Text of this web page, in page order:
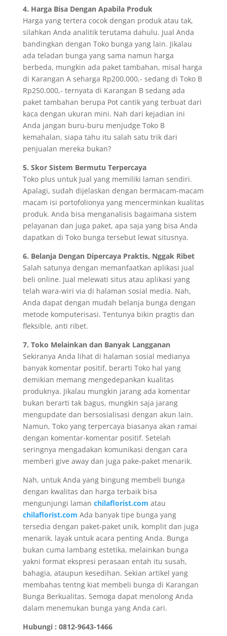
4. Harga Bisa Dengan Apabila Produk
Harga yang tertera cocok dengan produk atau tak,
silahkan Anda analitik terutama dahulu. Jual Anda
bandingkan dengan Toko bunga yang lain. Jikalau
ada teladan bunga yang sama namun harga
berbeda, mungkin ada paket tambahan, misal harga
di Karangan A seharga Rp200.000,- sedang di Toko B
Rp250.000,- ternyata di Karangan B sedang ada
paket tambahan berupa Pot cantik yang terbuat dari
kaca dengan ukuran mini. Nah dari kejadian ini
Anda jangan buru-buru menjudge Toko B
kemahalan, siapa tahu itu salah satu trik dari
penjualan mereka bukan?
5. Skor Sistem Bermutu Terpercaya
Toko plus untuk Jual yang memiliki laman sendiri.
Apalagi, sudah dijelaskan dengan bermacam-macam
macam isi portofolionya yang mencerminkan kualitas
produk. Anda bisa menganalisis bagaimana sistem
pelayanan dan juga paket, apa saja yang bisa Anda
dapatkan di Toko bunga tersebut lewat situsnya.
6. Belanja Dengan Dipercaya Praktis, Nggak Ribet
Salah satunya dengan memanfaatkan aplikasi jual
beli online. Jual melewati situs atau aplikasi yang
telah wara-wiri via di halaman sosial media. Nah,
Anda dapat dengan mudah belanja bunga dengan
metode komputerisasi. Tentunya bikin pragtis dan
fleksible, anti ribet.
7. Toko Melainkan dan Banyak Langganan
Sekiranya Anda lihat di halaman sosial medianya
banyak komentar positif, berarti Toko hal yang
demikian memang mengedepankan kualitas
produknya. Jikalau mungkin jarang ada komentar
bukan berarti tak bagus, mungkin saja jarang
mengupdate dan bersosialisasi dengan akun lain.
Namun, Toko yang terpercaya biasanya akan ramai
dengan komentar-komentar positif. Setelah
seringnya mengadakan komunikasi dengan cara
memberi give away dan juga pake-paket menarik.
Nah, untuk Anda yang bingung membeli bunga
dengan kwalitas dan harga terbaik bisa
mengunjungi laman chilaflorist.com atau
chilaflorist.com Ada banyak tipe bunga yang
tersedia dengan paket-paket unik, komplit dan juga
menarik. layak untuk acara penting Anda. Bunga
bukan cuma lambang estetika, melainkan bunga
yakni format ekspresi perasaan entah itu susah,
bahagia, ataupun kesedihan. Sekian artikel yang
membahas tentng kiat membeli bunga di Karangan
Bunga Berkualitas. Semoga dapat menolong Anda
dalam menemukan bunga yang Anda cari.
Hubungi : 0812-9643-1466